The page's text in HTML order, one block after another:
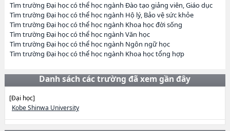
Tìm trường Đại học có thể học ngành Đào tạo giảng viên, Giáo dục
Tìm trường Đại học có thể học ngành Hộ lý, Bảo vệ sức khỏe
Tìm trường Đại học có thể học ngành Khoa học đời sống
Tìm trường Đại học có thể học ngành Văn học
Tìm trường Đại học có thể học ngành Ngôn ngữ học
Tìm trường Đại học có thể học ngành Khoa học tổng hợp
Danh sách các trường đã xem gần đây
[Đại học]
Kobe Shinwa University